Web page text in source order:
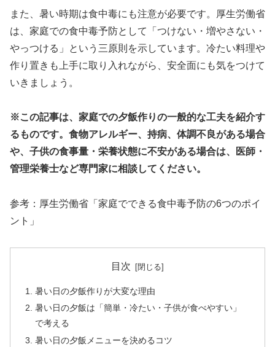
また、暑い時期は食中毒にも注意が必要です。厚生労働省
は、家庭での食中毒予防として「つけない・増やさない・
やっつける」という三原則を示しています。冷たい料理や
作り置きも上手に取り入れながら、安全面にも気をつけて
いきましょう。
※この記事は、家庭での夕飯作りの一般的な工夫を紹介す
るものです。食物アレルギー、持病、体調不良がある場合
や、子供の食事量・栄養状態に不安がある場合は、医師・
管理栄養士など専門家に相談してください。
参考：厚生労働省「家庭でできる食中毒予防の6つのポイ
ント」
目次
暑い日の夕飯作りが大変な理由
暑い日の夕飯は「簡単・冷たい・子供が食べやすい」
で考える
暑い日の夕飯メニューを決めるコツ